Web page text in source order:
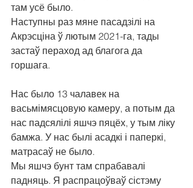
там усё было.
Наступны раз мяне пасадзілі на
Акрэсціна ў лютым 2021-га, тады
застаў пераход ад благога да
горшага.
Нас было 13 чалавек на
васьмімясцовую камеру, а потым да
нас падсялілі яшчэ пяцёх, у тым ліку
бамжа. У нас былі асадкі і паперкі,
матрасаў не было.
Мы яшчэ бунт там спрабавалі
падняць. Я распрацоўваў сістэму